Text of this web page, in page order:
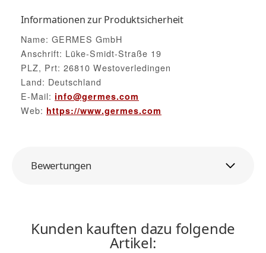
Informationen zur Produktsicherheit
Name: GERMES GmbH
Anschrift: Lüke-Smidt-Straße 19
PLZ, Prt: 26810 Westoverledingen
Land: Deutschland
E-Mail: info@germes.com
Web: https://www.germes.com
Bewertungen
Kunden kauften dazu folgende
Artikel: